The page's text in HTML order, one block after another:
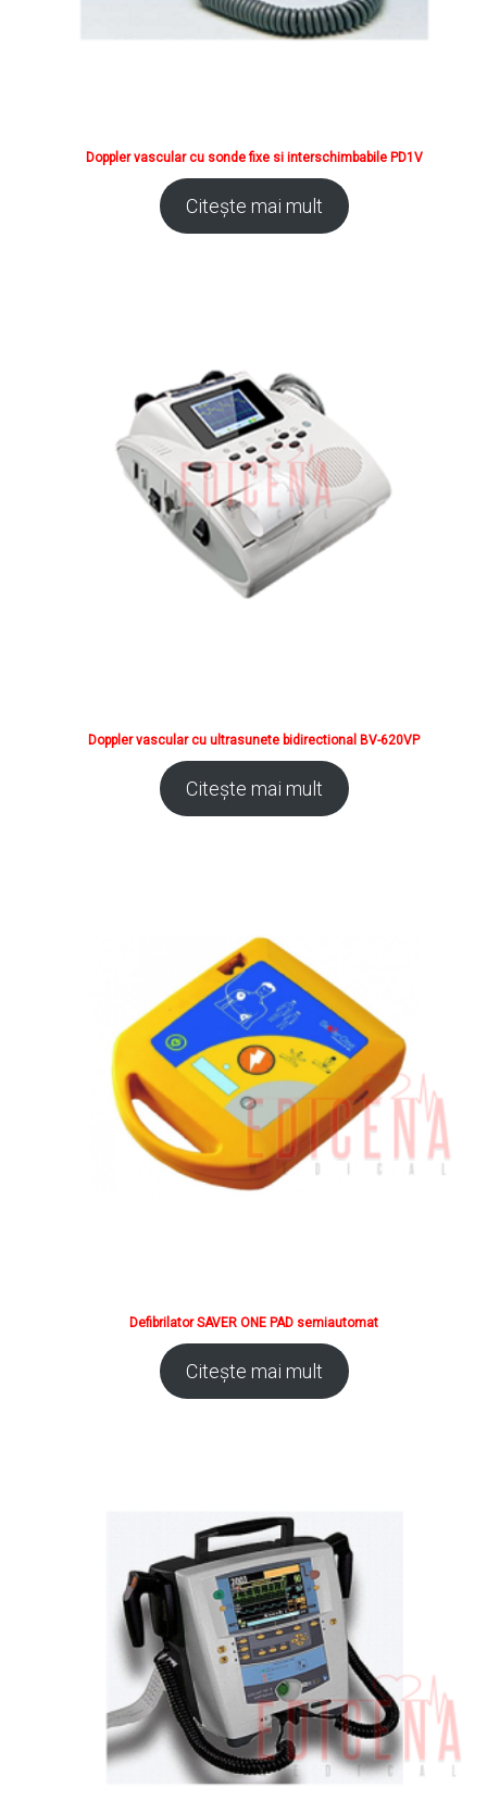
Doppler vascular cu sonde fixe si interschimbabile PD1V
Citește mai mult
Doppler vascular cu ultrasunete bidirectional BV-620VP
Citește mai mult
Defibrilator SAVER ONE PAD semiautomat
Citește mai mult